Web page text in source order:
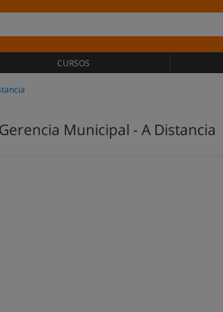
CURSOS
Municipal - A Distancia